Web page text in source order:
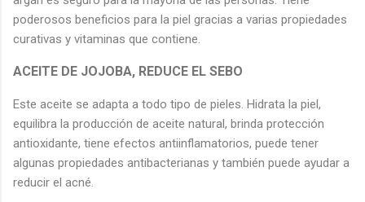
poderosos beneficios para la piel gracias a varias propiedades
curativas y vitaminas que contiene.
ACEITE DE JOJOBA, REDUCE EL SEBO
Este aceite se adapta a todo tipo de pieles. Hidrata la piel,
equilibra la producción de aceite natural, brinda protección
antioxidante, tiene efectos antiinflamatorios, puede tener
algunas propiedades antibacterianas y también puede ayudar a
reducir el acné.